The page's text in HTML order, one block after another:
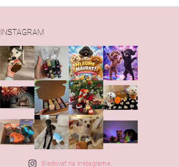
INSTAGRAM
Sledovať na Instagrame